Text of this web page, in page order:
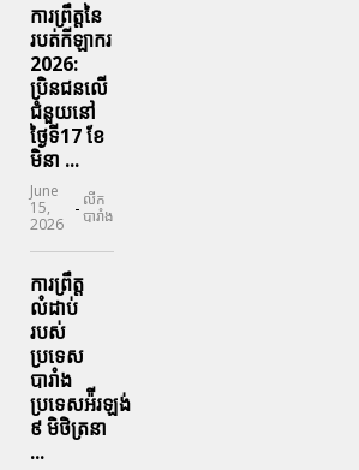
ការព្រឹត្តនៃ
របត់កីឡាករ
2026:
ប្រិនជនលើ
ជំនួយនៅ
ថ្ងៃទី17 ខែ
មិនា ...
June
15,
2026
- លីក
បារាំង
ការព្រឹត្ត
លំដាប់
របស់
ប្រទេស
បារាំង
ប្រទេសអ៉ីរឡង់
៩ មិថិត្រនា
...